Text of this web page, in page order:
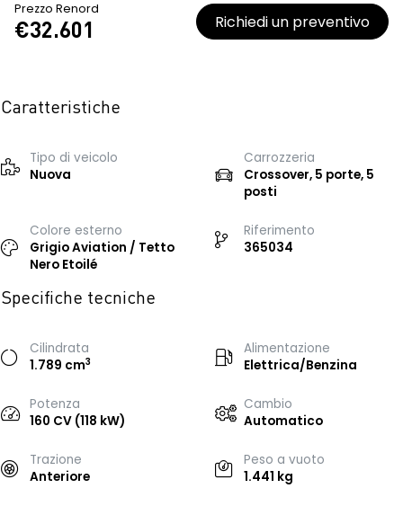
Prezzo Renord
€32.601 Richiedi un preventivo
Caratteristiche
Tipo di veicolo
Nuova
Carrozzeria
Crossover, 5 porte, 5
posti
Colore esterno
Grigio Aviation / Tetto
Nero Etoilé
Riferimento
365034
Specifiche tecniche
Cilindrata
1.789 cm3
Alimentazione
Elettrica/Benzina
Potenza
160 CV (118 kW)
Cambio
Automatico
Trazione
Anteriore
Peso a vuoto
1.441 kg